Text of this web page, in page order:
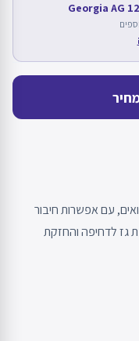
עם אפשרות חיבור
של 790 מ"מ ומערכת גז לדחיפה והחזקת